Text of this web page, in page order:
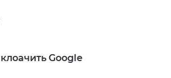
Google